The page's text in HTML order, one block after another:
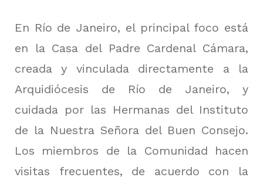
En Río de Janeiro, el principal foco está
en la Casa del Padre Cardenal Cámara,
creada y vinculada directamente a la
Arquidiócesis de Río de Janeiro, y
cuidada por las Hermanas del Instituto
de la Nuestra Señora del Buen Consejo.
Los miembros de la Comunidad hacen
visitas frecuentes, de acuerdo con la